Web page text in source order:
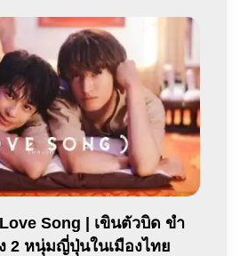
Song | เขินตัวบิด ขำ
2 หนุ่มญี่ปุ่นในเมืองไทย